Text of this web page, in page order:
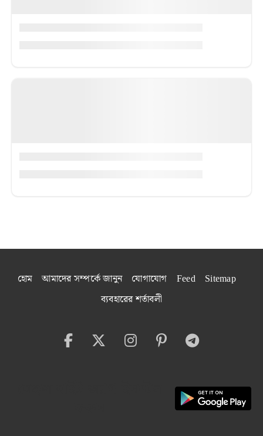
হোম আমাদের সম্পর্কে জানুন যোগাযোগ Feed
Sitemap
ব্যবহারের শর্তাবলী